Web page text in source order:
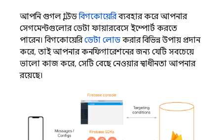
আপনি গুগল ক্লাউডবিগকোয়েরিব্যবহার করে আপনার
সেগমেন্টগুলোর ডেটা ফায়ারবেসে ইম্পোর্ট করতে
পারেন। বিগকোয়েরিডেটা লোডকরার বিভিন্ন উপায় প্রদান
করে, তাই আপনার কনফিগারেশনের জন্য যেটি সবচেয়ে
ভালো কাজ করে, সেটি বেছে নেওয়ার স্বাধীনতা আপনার
রয়েছে।